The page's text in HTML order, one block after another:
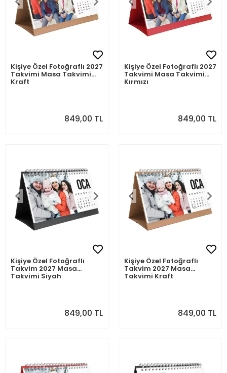
Kişiye Özel Fotoğraflı 2027
Takvimi Masa Takvimi
Kraft
849,00 TL
Kişiye Özel Fotoğraflı 2027
Takvimi Masa Takvimi
Kırmızı
849,00 TL
Kişiye Özel Fotoğraflı
Takvim 2027 Masa
Takvimi Siyah
849,00 TL
Kişiye Özel Fotoğraflı
Takvim 2027 Masa
Takvimi Kraft
849,00 TL